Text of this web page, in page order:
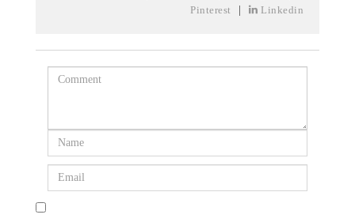
Pinterest
Linkedin